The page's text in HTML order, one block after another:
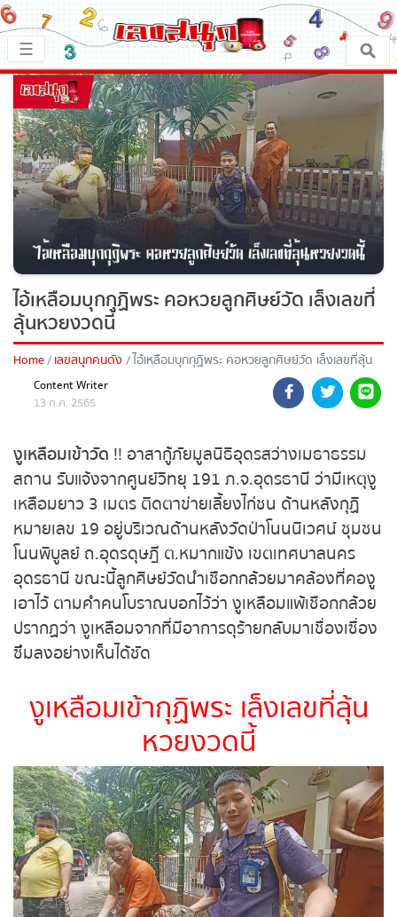
หน้าหลัก
เลขเด็ด
ตรวจเลขสนุก
เลขสนุกมงคล
เลขสนุกคนดัง
เลขสนุกความเชื่อ
หวยสด
ถ่ายทอดสดหวยออมสิน
ถ่ายทอดสดหวย ธกส.
ถ่ายทอดสดหวยลาว
ถ่ายทอดสดหวยลาว ซุปเปอร์
ถ่ายทอดสดหวยฮานอย
ถ่ายทอดสดหวยฮานอยพิเศษ
ถ่ายทอดสดหวยมาเลย์
ถ่ายทอดสดหวยญีปุ่น
ถ่ายทอดสดหวยไต้หวัน
ถ่ายทอดสดหวยกัมพูชา
×
☰
ไอ้เหลือมบุกกุฏิพระ คอหวยลูกศิษย์วัด เล็งเลข
ที่ลุ้นหวยงวดนี้
Home เลขสนุกคนดัง
ไอ้เหลือมบุกกุฏิพระ คอหวยลูกศิษย์วัด เล็งเลขที่ลุ้น
หวยงวดนี้
Content Writer
งูเหลือมเข้าวัด !! อาสากู้ภัยมูลนิธิอุดรสว่างเมธาธรรม
สถาน รับแจ้งจากศูนย์วิทยุ 191 ภ.จ.อุดรธานี ว่ามีเหตุ
งูเหลือมยาว 3 เมตร ติดตาข่ายเลี้ยงไก่ชน ด้านหลังกุฏิ
หมายเลข 19 อยู่บริเวณด้านหลังวัดป่าโนนนิเวศน์
ชุมชนโนนพิบูลย์ ถ.อุดรดุษฎี ต.หมากแข้ง เขตเทศบาล
นครอุดรธานี ขณะนี้ลูกศิษย์วัดนำเชือกกล้วยมาคล้อง
ที่คองูเอาไว้ ตามคำคนโบราณบอกไว้ว่า งูเหลือมแพ้
เชือกกล้วย ปรากฏว่า งูเหลือมจากที่มีอาการดุร้ายกลับ
มาเชื่องเซื่องซึมลงอย่างเห็นได้ชัด
งูเหลือมเข้ากุฏิพระ เล็งเลขที่ลุ้น
หวยงวดนี้